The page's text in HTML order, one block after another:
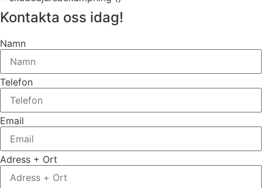
Kontakta oss idag!
Namn
Telefon
Email
Adress + Ort